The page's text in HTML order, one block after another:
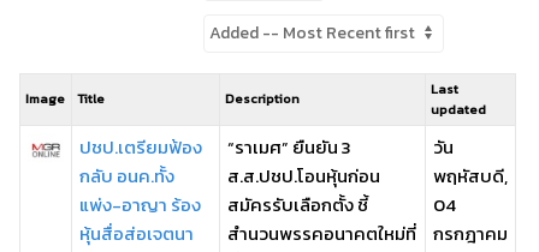
Image Title Description
Last
updated
ปชป.เตรียมฟ้อง
กลับ อนค.ทั้ง
แพ่ง-อาญา ร้อง
หุ้นสื่อส่อเจตนา
“ราเมศ” ยืนยัน 3
ส.ส.ปชป.โอนหุ้นก่อน
สมัครรับเลือกตั้ง ชี้
สำนวนพรรคอนาคตใหม่ที่
วัน
พฤหัสบดี,
04
กรกฎาคม